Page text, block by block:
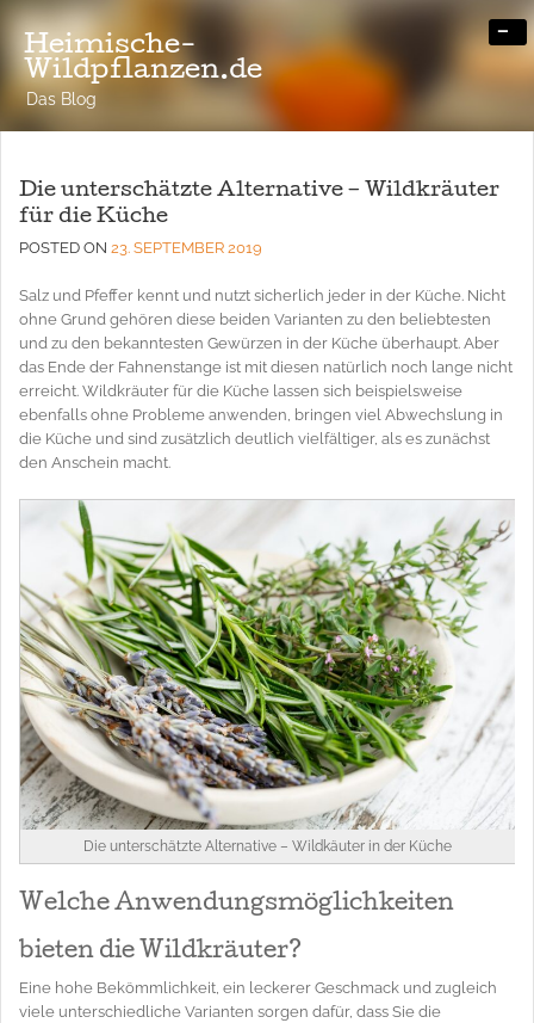
Heimische-
Wildpflanzen.de
Das Blog
-
Die unterschätzte Alternative – Wildkräuter
für die Küche
POSTED ON 23. SEPTEMBER 2019
Salz und Pfeffer kennt und nutzt sicherlich jeder in der Küche. Nicht
ohne Grund gehören diese beiden Varianten zu den beliebtesten
und zu den bekanntesten Gewürzen in der Küche überhaupt. Aber
das Ende der Fahnenstange ist mit diesen natürlich noch lange nicht
erreicht. Wildkräuter für die Küche lassen sich beispielsweise
ebenfalls ohne Probleme anwenden, bringen viel Abwechslung in
die Küche und sind zusätzlich deutlich vielfältiger, als es zunächst
den Anschein macht.
Die unterschätzte Alternative – Wildkäuter in der Küche
Welche Anwendungsmöglichkeiten
bieten die Wildkräuter?
Eine hohe Bekömmlichkeit, ein leckerer Geschmack und zugleich
viele unterschiedliche Varianten sorgen dafür, dass Sie die